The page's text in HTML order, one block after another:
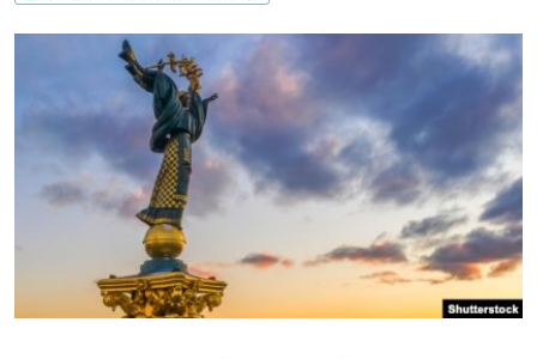
СИБИРЬ.РЕАЛИИ
РАСПИСАНИЕ ВЕЩАНИЯ
ПОДПИШИТЕСЬ НА РАССЫЛКУ
СОЦИАЛЬНЫЕ СЕТИ